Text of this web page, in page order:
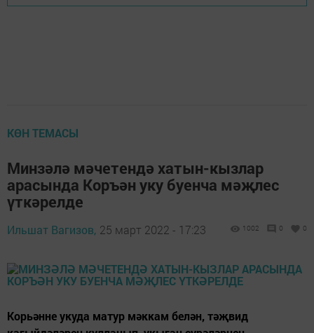
КӨН ТЕМАСЫ
Минзәлә мәчетендә хатын-кызлар
арасында Коръән уку буенча мәҗлес
үткәрелде
Ильшат Вагизов, 25 март 2022 - 17:23 1002 0 0
Корьәнне укуда матур мәккам белән, тәҗвид